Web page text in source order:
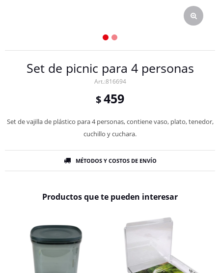
Set de picnic para 4 personas
816694
$459
Set de vajilla de plástico para 4 personas, contiene vaso, plato, tenedor,
cuchillo y cuchara.
MÉTODOS Y COSTOS DE ENVÍO
Productos que te pueden interesar